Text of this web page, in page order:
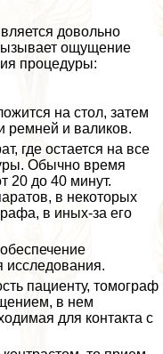
довольно
ощущение
процедуры:
на стол, затем
ремней и валиков.
где остается на все
Обычно время
20 до 40 минут.
в некоторых
в иных-за его
исследования.
пациенту, томограф
в нем
для контакта с